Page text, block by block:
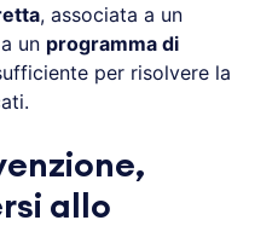
, associata a un
un programma di
per risolvere la
allo